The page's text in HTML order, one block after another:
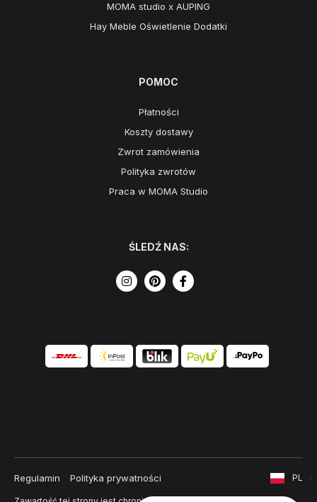
MOMA studio x AUPING
Hay Meble Oświetlenie Dodatki
POMOC
Płatności
Koszty dostawy
Zwrot zamówienia
Polityka zwrotów
Praca w MOMA Studio
ŚLEDŹ NAS:
Regulamin Polityka prywatności PL